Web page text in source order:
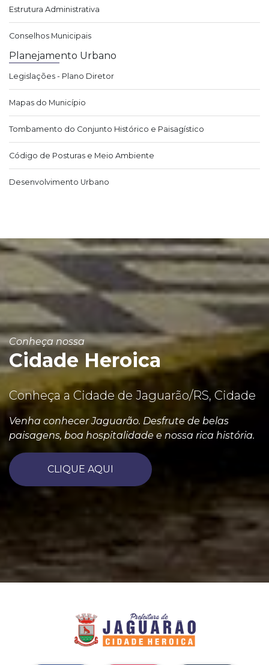
Estrutura Administrativa
Conselhos Municipais
Planejamento Urbano
Legislações - Plano Diretor
Mapas do Município
Tombamento do Conjunto Histórico e Paisagístico
Código de Posturas e Meio Ambiente
Desenvolvimento Urbano
Conheça nossa
Cidade Heroica
Conheça a Cidade de Jaguarão/RS, Cidade
Venha conhecer Jaguarão. Desfrute de belas
paisagens, boa hospitalidade e nossa rica história.
CLIQUE AQUI